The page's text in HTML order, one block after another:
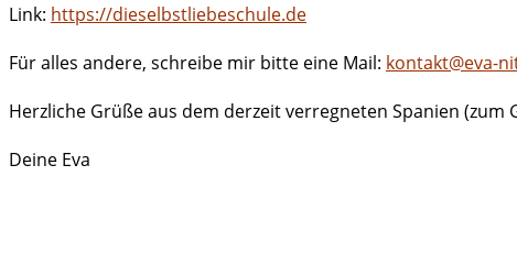
Link: https://dieselbstliebeschule.de
Für alles andere, schreibe mir bitte eine Mail: kontakt@eva-
Herzliche Grüße aus dem derzeit verregneten Spanien (zum
Deine Eva